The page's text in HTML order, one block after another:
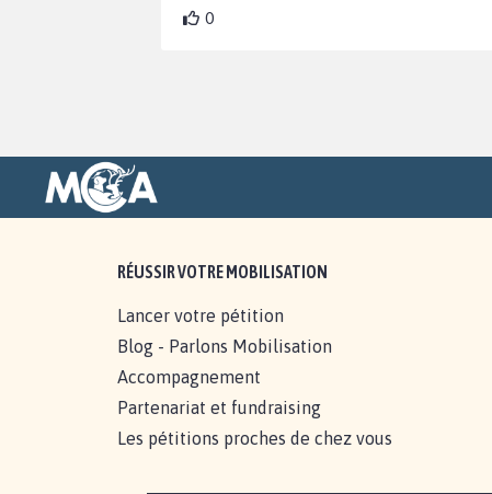
0
RÉUSSIR VOTRE MOBILISATION
Lancer votre pétition
Blog - Parlons Mobilisation
Accompagnement
Partenariat et fundraising
Les pétitions proches de chez vous